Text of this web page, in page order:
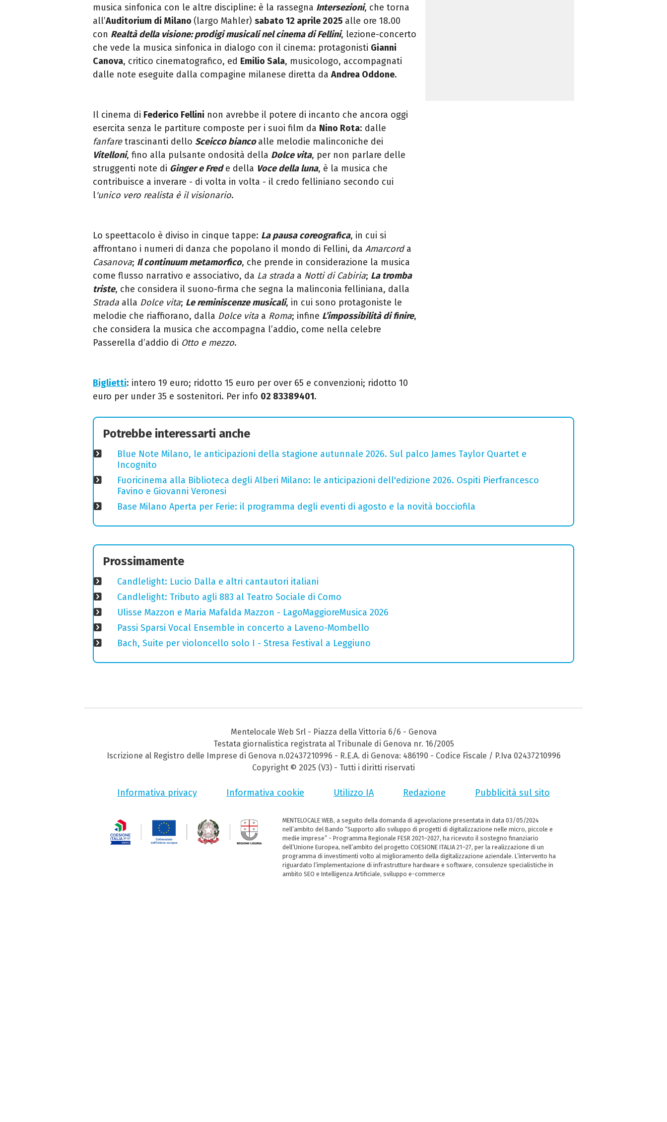
musica sinfonica con le altre discipline: è la rassegna Intersezioni, che torna
all’Auditorium di Milano (largo Mahler) sabato 12 aprile 2025 alle ore 18.00
con Realtà della visione: prodigi musicali nel cinema di Fellini, lezione-concerto
che vede la musica sinfonica in dialogo con il cinema: protagonisti Gianni
Canova, critico cinematografico, ed Emilio Sala, musicologo, accompagnati
dalle note eseguite dalla compagine milanese diretta da Andrea Oddone.
Il cinema di Federico Fellini non avrebbe il potere di incanto che ancora oggi
esercita senza le partiture composte per i suoi film da Nino Rota: dalle
fanfaretrascinanti dello Sceicco biancoalle melodie malinconiche dei
Vitelloni, fino alla pulsante ondosità della Dolce vita, per non parlare delle
struggenti note di Ginger e Frede della Voce dellaluna, è la musica che
contribuisce a inverare - di volta in volta - il credo felliniano secondo cui
l'unico vero realista è il visionario.
Lo speettacolo è diviso in cinque tappe: La pausa coreografica, in cui si
affrontano i numeri di danza che popolano il mondo di Fellini, da Amarcorda
Casanova; Il continuum metamorfico, che prende in considerazione la musica
come flusso narrativo e associativo, da La strada a Notti di Cabiria; La tromba
triste, che considera il suono-firma che segna la malinconia felliniana, dalla
Strada alla Dolce vita; Le reminiscenze musicali, in cui sono protagoniste le
melodie che riaffiorano, dalla Dolce vita a Roma; infine L’impossibilità di finire,
che considera la musica che accompagna l’addio, come nella celebre
Passerella d’addio di Otto e mezzo.
Biglietti: intero 19 euro; ridotto 15 euro per over 65 e convenzioni; ridotto 10
euro per under 35 e sostenitori. Per info 02 83389401.
Potrebbe interessarti anche
Blue Note Milano, le anticipazioni della stagione autunnale 2026. Sul palco James Taylor Quartet e
Incognito
Fuoricinema alla Biblioteca degli Alberi Milano: le anticipazioni dell'edizione 2026. Ospiti Pierfrancesco
Favino e Giovanni Veronesi
Base Milano Aperta per Ferie: il programma degli eventi di agosto e la novità bocciofila
Prossimamente
Candlelight: Lucio Dalla e altri cantautori italiani
Candlelight: Tributo agli 883 al Teatro Sociale di Como
Ulisse Mazzon e Maria Mafalda Mazzon - LagoMaggioreMusica 2026
Passi Sparsi Vocal Ensemble in concerto a Laveno-Mombello
Bach, Suite per violoncello solo I - Stresa Festival a Leggiuno
Mentelocale Web Srl - Piazza della Vittoria 6/6 - Genova
Testata giornalistica registrata al Tribunale di Genova nr. 16/2005
Iscrizione al Registro delle Imprese di Genova n.02437210996 - R.E.A. di Genova: 486190 - Codice Fiscale / P.Iva 02437210996
Copyright © 2025 (V3) - Tutti i diritti riservati
Informativa privacy Informativa cookie Utilizzo IA Redazione Pubblicità sul sito
MENTELOCALE WEB, a seguito della domanda di agevolazione presentata in data 03/05/2024
nell’ambito del Bando “Supporto allo sviluppo di progetti di digitalizzazione nelle micro, piccole e
medie imprese” - Programma Regionale FESR 2021–2027, ha ricevuto il sostegno finanziario
dell’Unione Europea, nell’ambito del progetto COESIONE ITALIA 21–27, per la realizzazione di un
programma di investimenti volto al miglioramento della digitalizzazione aziendale. L’intervento ha
riguardato l’implementazione di infrastrutture hardware e software, consulenze specialistiche in
ambito SEO e Intelligenza Artificiale, sviluppo e-commerce